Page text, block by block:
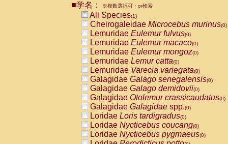
■学名： ※複数選択可・or検索
All Species(1)
Cheirogaleidae Microcebus murinus(0)
Lemuridae Eulemur fulvus(0)
Lemuridae Eulemur macaco(0)
Lemuridae Eulemur mongoz(0)
Lemuridae Lemur catta(0)
Lemuridae Varecia variegata(0)
Galagidae Galago senegalensis(0)
Galagidae Galago demidovii(0)
Galagidae Otolemur crassicaudatus(0)
Galagidae Galagidae spp.(0)
Loridae Loris tardigradus(0)
Loridae Nycticebus coucang(0)
Loridae Nycticebus pygmaeus(0)